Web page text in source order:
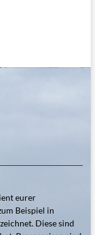
eurer
Beispiel in
Diese sind